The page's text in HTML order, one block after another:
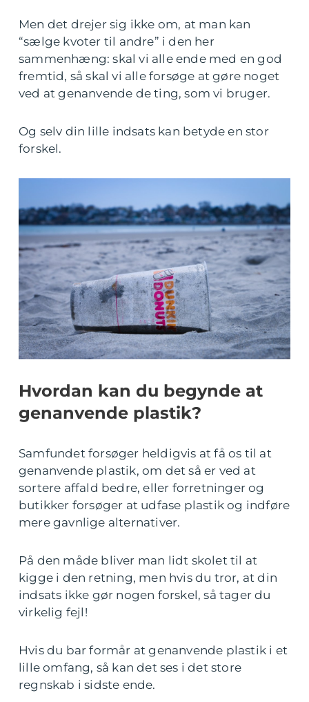
Men det drejer sig ikke om, at man kan
“sælge kvoter til andre” i den her
sammenhæng: skal vi alle ende med en god
fremtid, så skal vi alle forsøge at gøre noget
ved at genanvende de ting, som vi bruger.
Og selv din lille indsats kan betyde en stor
forskel.
Hvordan kan du begynde at
genanvende plastik?
Samfundet forsøger heldigvis at få os til at
genanvende plastik, om det så er ved at
sortere affald bedre, eller forretninger og
butikker forsøger at udfase plastik og indføre
mere gavnlige alternativer.
På den måde bliver man lidt skolet til at
kigge i den retning, men hvis du tror, at din
indsats ikke gør nogen forskel, så tager du
virkelig fejl!
Hvis du bar formår at genanvende plastik i et
lille omfang, så kan det ses i det store
regnskab i sidste ende.